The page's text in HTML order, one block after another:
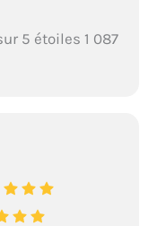
5 étoiles 1 087